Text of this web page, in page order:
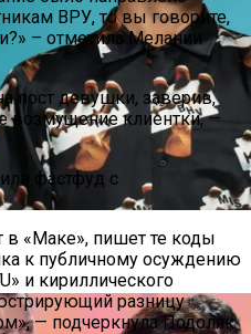
Выступит На
Фестивале Coachella
ВРУ, то вы говорите,
– отметила Мелании
пост девушки, заверив,
возмущение клиентки, —
в «Маке», пишет те коды
к публичному осуждению
и кириллического
разницу
— подчеркнула Подоляк.